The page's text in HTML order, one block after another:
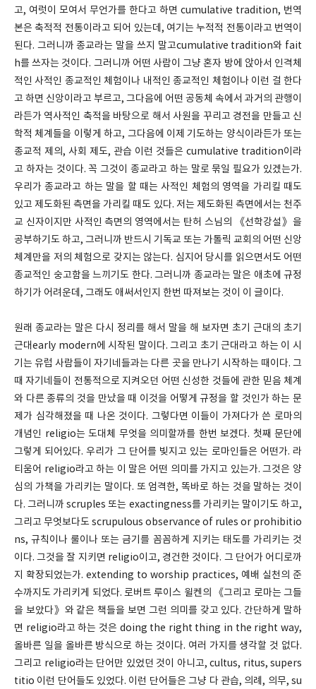
고, 여럿이 모여서 무언가를 한다고 하면 cumulative tradition, 번역
본은 축적적 전통이라고 되어 있는데, 여기는 누적적 전통이라고 번역이
된다. 그러니까 종교라는 말을 쓰지 말고cumulative tradition와 fait
h를 쓰자는 것이다. 그러니까 어떤 사람이 그냥 혼자 방에 앉아서 인격체
적인 사적인 종교적인 체험이나 내적인 종교적인 체험이나 이런 걸 한다
고 하면 신앙이라고 부르고, 그다음에 어떤 공동체 속에서 과거의 관행이
라든가 역사적인 축적을 바탕으로 해서 사원을 꾸리고 경전을 만들고 신
학적 체계들을 이렇게 하고, 그다음에 이제 기도하는 양식이라든가 또는
종교적 제의, 사회 제도, 관습 이런 것들은 cumulative tradition이라
고 하자는 것이다. 꼭 그것이 종교라고 하는 말로 묶일 필요가 있겠는가.
우리가 종교라고 하는 말을 할 때는 사적인 체험의 영역을 가리킬 때도
있고 제도화된 측면을 가리킬 때도 있다. 저는 제도화된 측면에서는 천주
교 신자이지만 사적인 측면의 영역에서는 탄허 스님의 《선학강설》을
공부하기도 하고, 그러니까 반드시 기독교 또는 가톨릭 교회의 어떤 신앙
체계만을 저의 체험으로 갖지는 않는다. 심지어 당시를 읽으면서도 어떤
종교적인 숭고함을 느끼기도 한다. 그러니까 종교라는 말은 애초에 규정
하기가 어려운데, 그래도 애써서인지 한번 따져보는 것이 이 글이다.
원래 종교라는 말은 다시 정리를 해서 말을 해 보자면 초기 근대의 초기
근대early modern에 시작된 말이다. 그리고 초기 근대라고 하는 이 시
기는 유럽 사람들이 자기네들과는 다른 곳을 만나기 시작하는 때이다. 그
때 자기네들이 전통적으로 지켜오던 어떤 신성한 것들에 관한 믿음 체계
와 다른 종류의 것을 만났을 때 이것을 어떻게 규정을 할 것인가 하는 문
제가 심각해졌을 때 나온 것이다. 그렇다면 이들이 가져다가 쓴 로마의
개념인 religio는 도대체 무엇을 의미할까를 한번 보겠다. 첫째 문단에
그렇게 되어있다. 우리가 그 단어를 빚지고 있는 로마인들은 어떤가. 라
티움어 religio라고 하는 이 말은 어떤 의미를 가지고 있는가. 그것은 양
심의 가책을 가리키는 말이다. 또 엄격한, 똑바로 하는 것을 말하는 것이
다. 그러니까 scruples 또는 exactingness를 가리키는 말이기도 하고,
그리고 무엇보다도 scrupulous observance of rules or prohibitio
ns, 규칙이나 룰이나 또는 금기를 꼼꼼하게 지키는 태도를 가리키는 것
이다. 그것을 잘 지키면 religio이고, 경건한 것이다. 그 단어가 어디로까
지 확장되었는가. extending to worship practices, 예배 실천의 준
수까지도 가리키게 되었다. 로버트 루이스 윌켄의 《그리고 로마는 그들
을 보았다》와 같은 책들을 보면 그런 의미를 갖고 있다. 간단하게 말하
면 religio라고 하는 것은 doing the right thing in the right way,
올바른 일을 올바른 방식으로 하는 것이다. 여러 가지를 생각할 것 없다.
그리고 religio라는 단어만 있었던 것이 아니고, cultus, ritus, supers
titio 이런 단어들도 있었다. 이런 단어들은 그냥 다 관습, 의례, 의무, su